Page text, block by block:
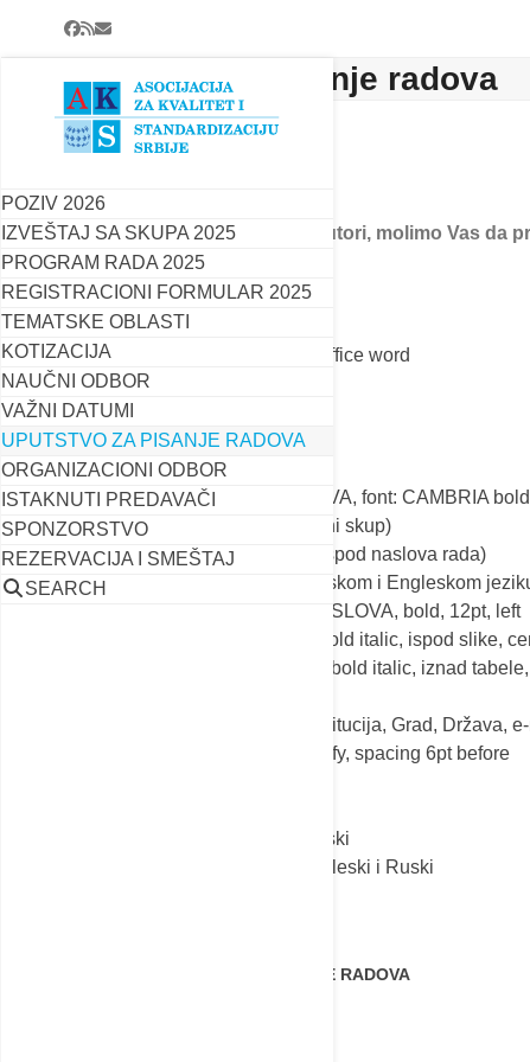
Facebook
RSSEmail
POZIV 2026
IZVEŠTAJ SA SKUPA 2025
PROGRAM RADA 2025
REGISTRACIONI FORMULAR 2025
TEMATSKE OBLASTI
KOTIZACIJA
NAUČNI ODBOR
VAŽNI DATUMI
UPUTSTVO ZA PISANJE RADOVA
ORGANIZACIONI ODBOR
ISTAKNUTI PREDAVAČI
SPONZORSTVO
REZERVACIJA I SMEŠTAJ
SEARCH
Uputstvo za pisanje radova
Poštovani autori i koautori, molimo Vas da
preuzimanje
Obim rada:
Tekst pocesor:
Microsoft office word
Format:
Margine:
Prored:Single
Font:Times New Roman
Naslov rada:VELIKA SLOVA, font: CAMBRIA
Engleskom za međunarodni skup)
Autori:bold, 11pt, center (ispod naslova rada)
Rezime:
italic, 11pt (na Srpskom i Engleskom
VELIKA SLOVA, bold, 12pt, left
11pt, bold italic, ispod slike,
11pt, bold italic, iznad
Ime i prezime, Insitucija, Grad, Država,
12pt, no indent, Justify, spacing 6pt before
Nacionalni skup – Srpski
Međunarodni skup-Engleski i Ruski
PREUZMITE ŠABLON ZA PISANJE RADOVA